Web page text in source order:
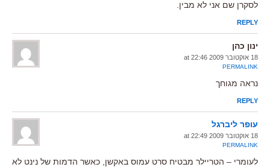
לסקרן שם אני לא מבין.
REPLY
ינון כהן
18 אוקטובר 2009 at 22:46
PERMALINK
נראה מגוחך
REPLY
עופר ליברגל
18 אוקטובר 2009 at 22:49
PERMALINK
לעומרי – הטריילר מבטיח סרט עמוס באקשן, כאשר הדמות של נינט לא